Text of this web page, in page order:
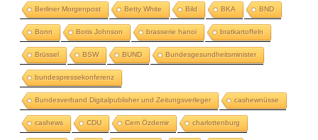
Berliner Morgenpost Betty White Bild BKA BND
Bonn Boris Johnson brasserie hanoi bratkartoffeln
Brüssel BSW BUND Bundesgesundheitsminister
bundespressekonferenz
Bundesverband Digitalpublisher und Zeitungsverleger cashewnüsse
cashews CDU Cem Özdemir charlottenburg